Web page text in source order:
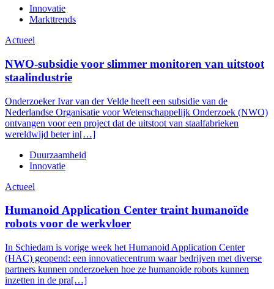
Innovatie
Markttrends
Actueel
NWO-subsidie voor slimmer monitoren van uitstoot
staalindustrie
Onderzoeker Ivar van der Velde heeft een subsidie van de
Nederlandse Organisatie voor Wetenschappelijk Onderzoek (NWO)
ontvangen voor een project dat de uitstoot van staalfabrieken
wereldwijd beter in[…]
Duurzaamheid
Innovatie
Actueel
Humanoid Application Center traint humanoïde
robots voor de werkvloer
In Schiedam is vorige week het Humanoid Application Center
(HAC) geopend: een innovatiecentrum waar bedrijven met diverse
partners kunnen onderzoeken hoe ze humanoïde robots kunnen
inzetten in de pra[…]